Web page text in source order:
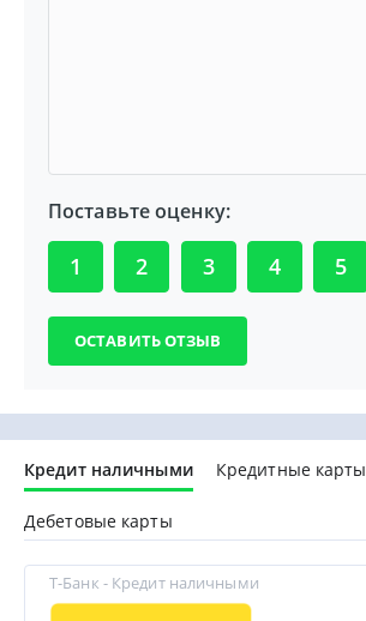
Поставьте оценку:
1 2 3 4 5
Кредит наличными Кредитные карты
Дебетовые карты
Т-Банк - Кредит наличными